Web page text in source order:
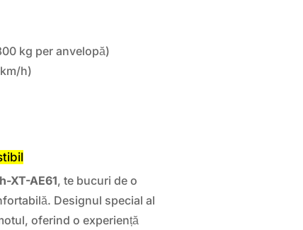
kg per anvelopă)
h)
XT-AE61, te bucuri de o
Designul special al
oferind o experiență